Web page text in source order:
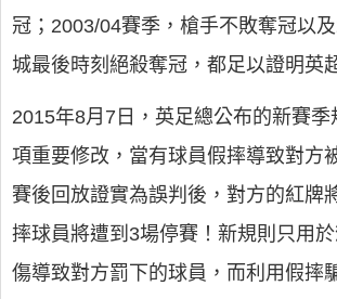
冠；2003/04賽季，槍手不敗奪冠以
城最後時刻絕殺奪冠，都足以證明英
2015年8月7日，英足總公布的新賽
項重要修改，當有球員假摔導致對方
賽後回放證實為誤判後，對方的紅牌
摔球員將遭到3場停賽！新規則只用
傷導致對方罰下的球員，而利用假摔